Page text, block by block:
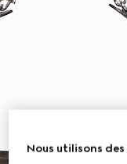
Nous utilisons